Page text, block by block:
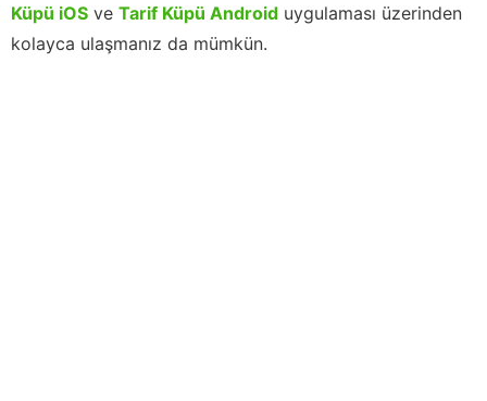
Küpü iOS ve Tarif Küpü Android uygulaması üzerinden
kolayca ulaşmanız da mümkün.